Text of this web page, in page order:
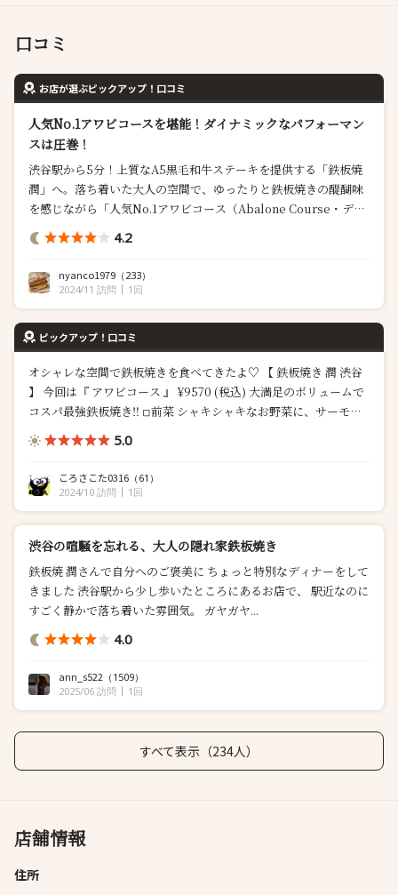
口コミ
お店が選ぶピックアップ！口コミ
人気No.1アワビコースを堪能！ダイナミックなパフォーマン
スは圧巻！
渋谷駅から5分！上質なA5黒毛和牛ステーキを提供する「鉄板焼
潤」へ。落ち着いた大人の空間で、ゆったりと鉄板焼きの醍醐味
を感じながら「人気No.1アワビコース（Abalone Course・デザ
ートビュッフェ付き/9570円・税込)」を。店内中央には、素材を
豪快に焼き上げる鉄板があり、ライブ感も楽しんできたのでご紹
フェ付き( ...
4.2
nyanco1979 （233）
2024/11 訪問
1回
ピックアップ！口コミ
オシャレな空間で鉄板焼きを食べてきたよ♡ 【 鉄板焼き 潤 渋谷
】 今回は『 アワビコース 』 ¥9570 (税込) 大満足のボリュームで
コスパ最強鉄板焼き‼️ ◽︎前菜 シャキシャキなお野菜に、サーモン
5.0
ころさこた0316 （61）
2024/10 訪問
1回
渋谷の喧騒を忘れる、大人の隠れ家鉄板焼き
鉄板焼 潤さんで自分へのご褒美に ちょっと特別なディナーをして
きました 渋谷駅から少し歩いたところにあるお店で、 駅近なのに
すごく静かで落ち着いた雰囲気。 ガヤガヤ...
4.0
ann_s522 （1509）
2025/06 訪問
1回
すべて表示（234人）
店舗情報
住所